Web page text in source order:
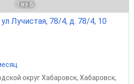
1 из 6
Лучистая, 78/4, д. 78/4, 10
округ Хабаровск, Хабаровск,